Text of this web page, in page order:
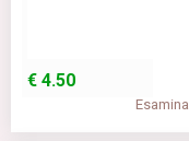
€ 4.50